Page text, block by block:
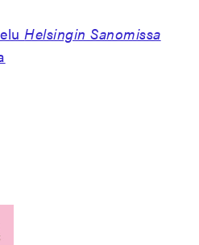
Helsingin Sanomissa